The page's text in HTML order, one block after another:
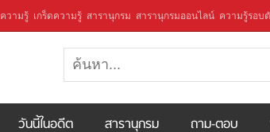
ความรู้ เกร็ดความรู้ สารานุกรม สารานุกรมออนไลน์ ความรู้รอบ
วันนี้ในอดีต สารานุกรม ถาม-ตอบ